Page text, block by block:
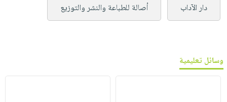
دار الآداب أصالة للطباعة والنشر والتوزيع
وسائل تعليمية